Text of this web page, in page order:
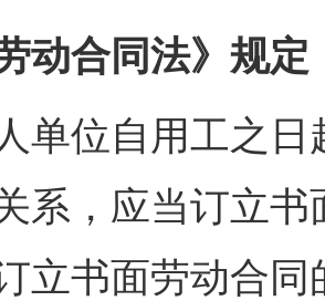
合同法》规定
位自用工之日
系，应当订立
立书面劳动合